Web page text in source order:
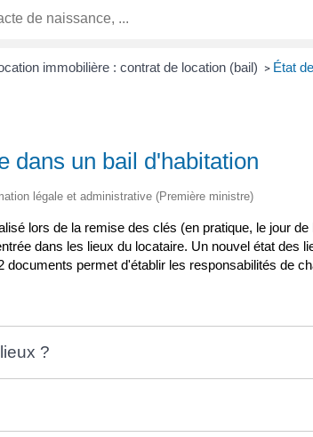
immobilière : contrat de location (bail) > État
dans un bail d'habitation
légale et administrative (Première ministre)
lors de la remise des clés (en pratique, le jour
dans les lieux du locataire. Un nouvel état des
permet d'établir les responsabilités de
?